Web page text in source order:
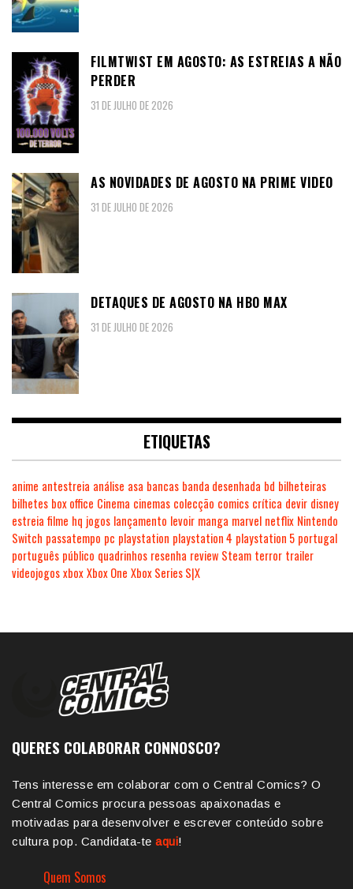
FILMTWIST EM AGOSTO: AS ESTREIAS A NÃO
PERDER
31 DE JULHO DE 2026
AS NOVIDADES DE AGOSTO NA PRIME VIDEO
31 DE JULHO DE 2026
DETAQUES DE AGOSTO NA HBO MAX
31 DE JULHO DE 2026
ETIQUETAS
anime antestreia análise asa bancas banda desenhada bd bilheteiras
bilhetes box office Cinema cinemas colecção comics crítica devir disney
estreia filme hq jogos lançamento levoir manga marvel netflix Nintendo
Switch passatempo pc playstation playstation 4 playstation 5 portugal
português público quadrinhos resenha review Steam terror trailer
videojogosxboxXbox One Xbox Series S|X
QUERES COLABORAR CONNOSCO?
Tens interesse em colaborar com o Central Comics? O
Central Comics procura pessoas apaixonadas e
motivadas para desenvolver e escrever conteúdo sobre
cultura pop. Candidata-te aqui!
Quem Somos